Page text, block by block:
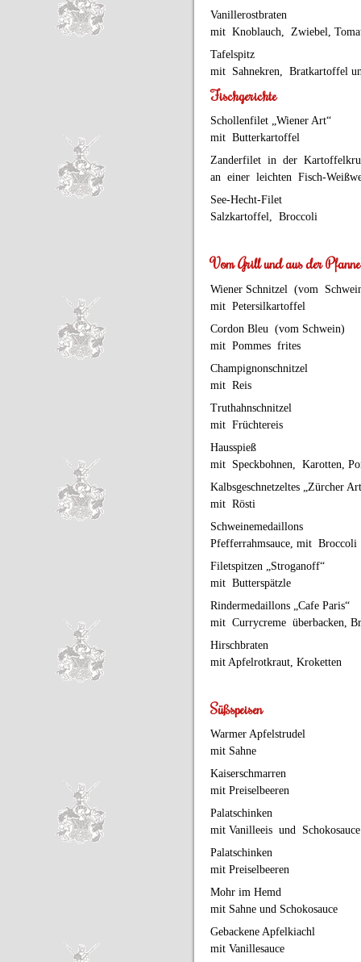
Vanillerostbraten
mit Knoblauch, Zwiebel,
Tafelspitz
mit Sahnekren, Bratkartoffel
Fischgerichte
Schollenfilet „Wiener Art“
mit Butterkartoffel
Zanderfilet in der
an einer leichten Fisch-
See-Hecht-Filet
Salzkartoffel, Broccoli
Vom Grill und aus der Pfanne
Wiener Schnitzel (vom
mit Petersilkartoffel
Cordon Bleu (vom Schwein)
mit Pommes frites
Champignonschnitzel
mit Reis
Truthahnschnitzel
mit Früchtereis
Hausspieß
mit Speckbohnen, Karotten,
Kalbsgeschnetzeltes „Zürcher
mit Rösti
Schweinemedaillons
Pfefferrahmsauce, mit
Filetspitzen „Stroganoff“
mit Butterspätzle
Rindermedaillons „Cafe
mit Currycreme überbacken,
Hirschbraten
mit Apfelrotkraut, Kroketten
Süßspeisen
Warmer Apfelstrudel
mit Sahne
Kaiserschmarren
mit Preiselbeeren
Palatschinken
mit Vanilleeis und Schokosauce
Palatschinken
mit
Mohr im Hemd
mit Sahne und Schokosauce
Gebackene Apfelkiachl
mit Vanillesauce